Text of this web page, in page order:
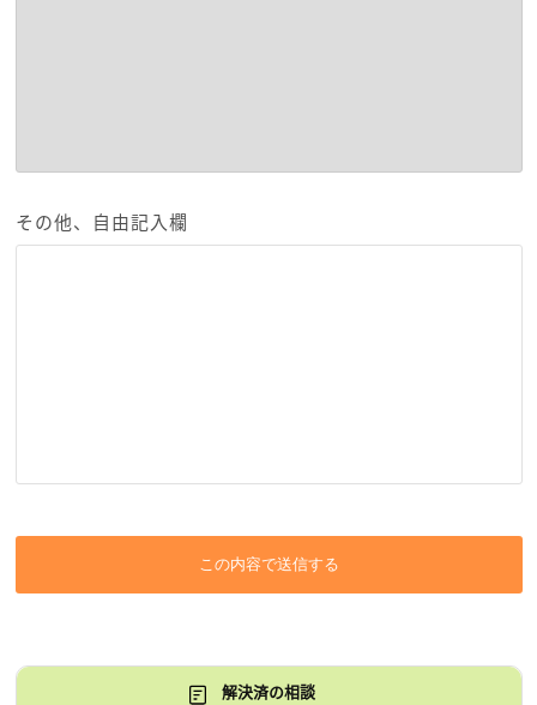
その他、自由記入欄
この内容で送信する
解決済の相談